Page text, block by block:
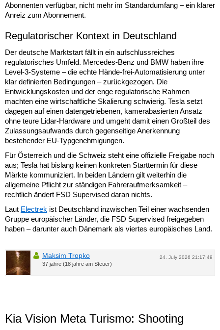
Abonnenten verfügbar, nicht mehr im Standardumfang – ein klarer
Anreiz zum Abonnement.
Regulatorischer Kontext in Deutschland
Der deutsche Marktstart fällt in ein aufschlussreiches
regulatorisches Umfeld. Mercedes-Benz und BMW haben ihre
Level-3-Systeme – die echte Hände-frei-Automatisierung unter
klar definierten Bedingungen – zurückgezogen. Die
Entwicklungskosten und der enge regulatorische Rahmen
machten eine wirtschaftliche Skalierung schwierig. Tesla setzt
dagegen auf einen datengetriebenen, kamerabasierten Ansatz
ohne teure Lidar-Hardware und umgeht damit einen Großteil des
Zulassungsaufwands durch gegenseitige Anerkennung
bestehender EU-Typgenehmigungen.
Für Österreich und die Schweiz steht eine offizielle Freigabe noch
aus; Tesla hat bislang keinen konkreten Starttermin für diese
Märkte kommuniziert. In beiden Ländern gilt weiterhin die
allgemeine Pflicht zur ständigen Fahreraufmerksamkeit –
rechtlich ändert FSD Supervised daran nichts.
Laut Electrek ist Deutschland inzwischen Teil einer wachsenden
Gruppe europäischer Länder, die FSD Supervised freigegeben
haben – darunter auch Dänemark als viertes europäisches Land.
24. July 2026 21:17:49
Maksim Tropko
37 jahre (18 jahre am Steuer)
Kia Vision Meta Turismo: Shooting